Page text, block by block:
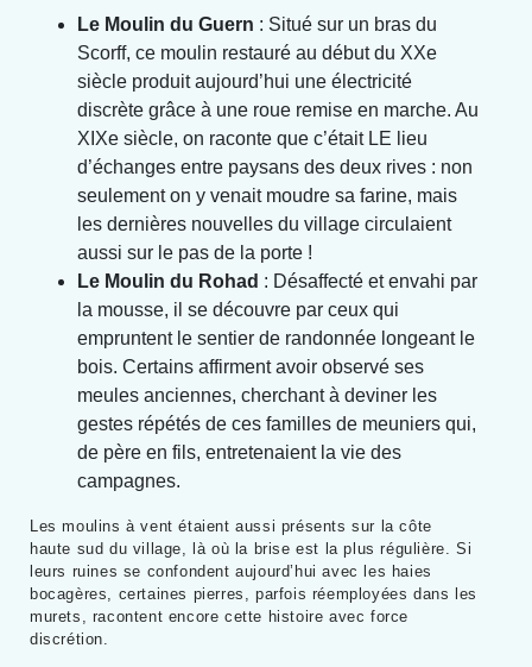
Le Moulin du Guern : Situé sur un bras du
Scorff, ce moulin restauré au début du XXe
siècle produit aujourd’hui une électricité
discrète grâce à une roue remise en marche. Au
XIXe siècle, on raconte que c’était LE lieu
d’échanges entre paysans des deux rives : non
seulement on y venait moudre sa farine, mais
les dernières nouvelles du village circulaient
aussi sur le pas de la porte !
Le Moulin du Rohad : Désaffecté et envahi par
la mousse, il se découvre par ceux qui
empruntent le sentier de randonnée longeant le
bois. Certains affirment avoir observé ses
meules anciennes, cherchant à deviner les
gestes répétés de ces familles de meuniers qui,
de père en fils, entretenaient la vie des
campagnes.
Les moulins à vent étaient aussi présents sur la côte
haute sud du village, là où la brise est la plus régulière. Si
leurs ruines se confondent aujourd’hui avec les haies
bocagères, certaines pierres, parfois réemployées dans les
murets, racontent encore cette histoire avec force
discrétion.